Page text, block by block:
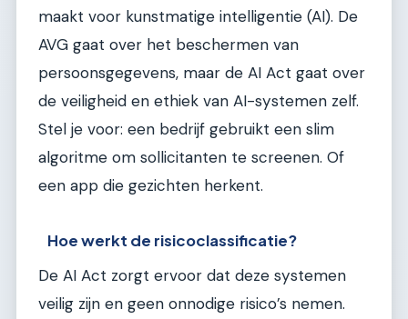
maakt voor kunstmatige intelligentie (AI). De
AVG gaat over het beschermen van
persoonsgegevens, maar de AI Act gaat over
de veiligheid en ethiek van AI-systemen zelf.
Stel je voor: een bedrijf gebruikt een slim
algoritme om sollicitanten te screenen. Of
een app die gezichten herkent.
Hoe werkt de risicoclassificatie?
De AI Act zorgt ervoor dat deze systemen
veilig zijn en geen onnodige risico’s nemen.